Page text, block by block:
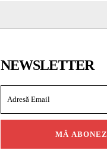
NEWSLETTER
MĂ ABONEZ